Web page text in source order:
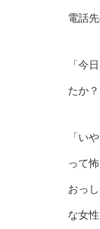
電話
「今
たか？
「い
って
おっ
な女